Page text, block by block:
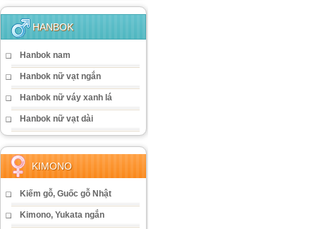
HANBOK
Hanbok nam
Hanbok nữ vạt ngắn
Hanbok nữ váy xanh lá
Hanbok nữ vạt dài
KIMONO
Kiếm gỗ, Guốc gỗ Nhật
Kimono, Yukata ngắn